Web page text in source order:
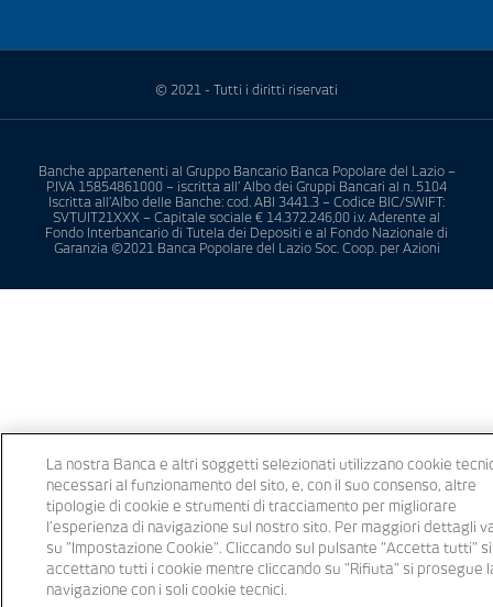
© 2021 - Tutti i diritti riservati
Banche appartenenti al Gruppo Bancario Banca Popolare del Lazio –
P.IVA 15854861000 – iscritta all’ Albo dei Gruppi Bancari al n. 5104
Iscritta all’Albo delle Banche: cod. ABI 3441.3 – Codice BIC/SWIFT:
SVTUIT21XXX – Capitale sociale € 14.372.246,00 i.v. Aderente al
Fondo Interbancario di Tutela dei Depositi e al Fondo Nazionale di
Garanzia ©2021 Banca Popolare del Lazio Soc. Coop. per Azioni
La nostra Banca e altri soggetti selezionati utilizzano cookie
necessari al funzionamento del sito, e, con il suo consenso, altre
tipologie di cookie e strumenti di tracciamento per migliorare
l’esperienza di navigazione sul nostro sito. Per maggiori dettagli
su "Impostazione Cookie". Cliccando sul pulsante “Accetta tutti" si
accettano tutti i cookie mentre cliccando su "Rifiuta" si prosegue
navigazione con i soli cookie tecnici.